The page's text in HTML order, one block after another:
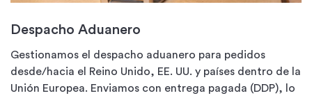
Despacho Aduanero
Gestionamos el despacho aduanero para pedidos
desde/hacia el Reino Unido, EE. UU. y países dentro de la
Unión Europea. Enviamos con entrega pagada (DDP), lo